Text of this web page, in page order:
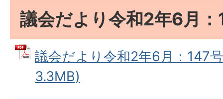
議会だより令和2年6月
議会だより令和2年6月：147
3.3MB)